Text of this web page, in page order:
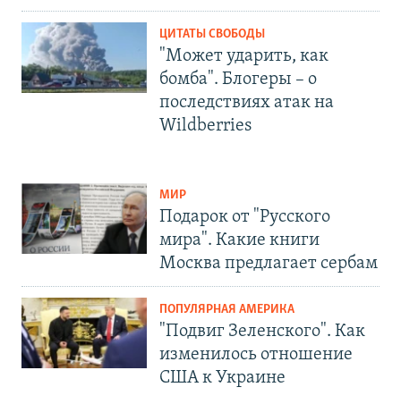
ЦИТАТЫ СВОБОДЫ
"Может ударить, как
бомба". Блогеры – о
последствиях атак на
Wildberries
МИР
Подарок от "Русского
мира". Какие книги
Москва предлагает сербам
ПОПУЛЯРНАЯ АМЕРИКА
"Подвиг Зеленского". Как
изменилось отношение
США к Украине